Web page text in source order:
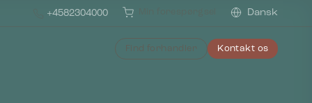
+4582304000 Dansk
Find forhandler Kontakt os